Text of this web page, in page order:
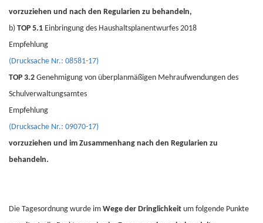
vorzuziehen und nach den Regularien zu behandeln,
b) TOP 5.1 Einbringung des Haushaltsplanentwurfes 2018
Empfehlung
(Drucksache Nr.: 08581-17)
TOP 3.2 Genehmigung von überplanmäßigen Mehraufwendungen des
Schulverwaltungsamtes
Empfehlung
(Drucksache Nr.: 09070-17)
vorzuziehen und im Zusammenhang nach den Regularien zu
behandeln.
Die Tagesordnung wurde im Wege der Dringlichkeit um folgende Punkte